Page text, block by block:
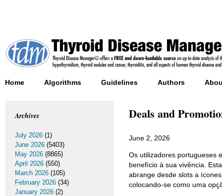
Home Algorithms Guidelines Authors
Deals and
June 2, 2026
Os utilizadores portugueses
benefício à sua vivência.
abrange desde slots a
colocando-se como uma
Archives
July 2026 (1)
June 2026 (5403)
May 2026 (8865)
April 2026 (550)
March 2026 (105)
February 2026 (34)
January 2026 (2)